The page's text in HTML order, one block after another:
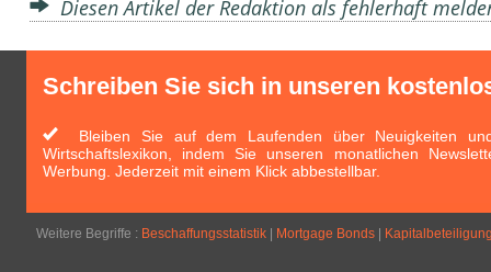
Diesen Artikel der Redaktion als fehlerhaft
Schreiben Sie sich in unseren
Bleiben Sie auf dem Laufenden über Neuigkeiten
Wirtschaftslexikon, indem Sie unseren monatlichen
Werbung. Jederzeit mit einem Klick abbestellbar.
Weitere Begriffe : Beschaffungsstatistik Mortgage Bonds